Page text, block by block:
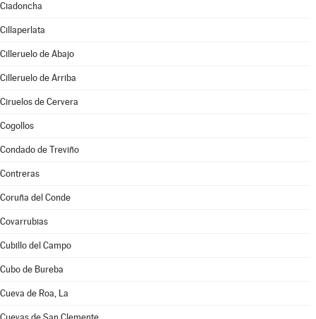
Ciadoncha
Cillaperlata
Cilleruelo de Abajo
Cilleruelo de Arriba
Ciruelos de Cervera
Cogollos
Condado de Treviño
Contreras
Coruña del Conde
Covarrubias
Cubillo del Campo
Cubo de Bureba
Cueva de Roa, La